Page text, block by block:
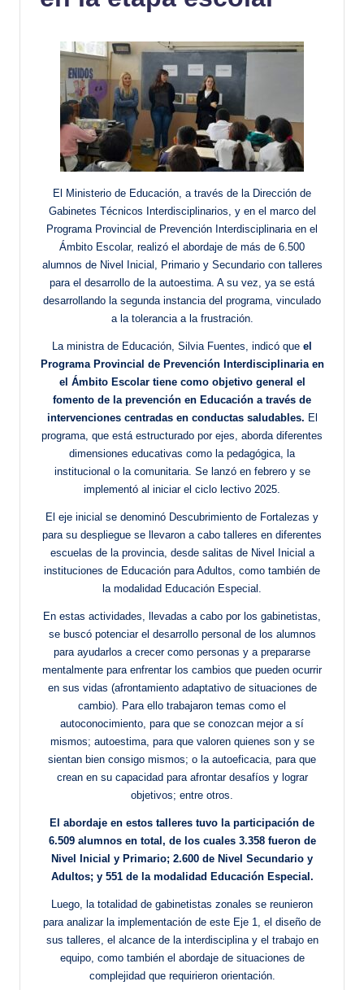
El Ministerio de Educación, a través de la Dirección de
Gabinetes Técnicos Interdisciplinarios, y en el marco del
Programa Provincial de Prevención Interdisciplinaria en el
Ámbito Escolar, realizó el abordaje de más de 6.500
alumnos de Nivel Inicial, Primario y Secundario con talleres
para el desarrollo de la autoestima. A su vez, ya se está
desarrollando la segunda instancia del programa, vinculado
a la tolerancia a la frustración.
La ministra de Educación, Silvia Fuentes, indicó que el
Programa Provincial de Prevención Interdisciplinaria en
el Ámbito Escolar tiene como objetivo general el
fomento de la prevención en Educación a través de
intervenciones centradas en conductas saludables. El
programa, que está estructurado por ejes, aborda diferentes
dimensiones educativas como la pedagógica, la
institucional o la comunitaria. Se lanzó en febrero y se
implementó al iniciar el ciclo lectivo 2025.
El eje inicial se denominó Descubrimiento de Fortalezas y
para su despliegue se llevaron a cabo talleres en diferentes
escuelas de la provincia, desde salitas de Nivel Inicial a
instituciones de Educación para Adultos, como también de
la modalidad Educación Especial.
En estas actividades, llevadas a cabo por los gabinetistas,
se buscó potenciar el desarrollo personal de los alumnos
para ayudarlos a crecer como personas y a prepararse
mentalmente para enfrentar los cambios que pueden ocurrir
en sus vidas (afrontamiento adaptativo de situaciones de
cambio). Para ello trabajaron temas como el
autoconocimiento, para que se conozcan mejor a sí
mismos; autoestima, para que valoren quienes son y se
sientan bien consigo mismos; o la autoeficacia, para que
crean en su capacidad para afrontar desafíos y lograr
objetivos; entre otros.
El abordaje en estos talleres tuvo la participación de
6.509 alumnos en total, de los cuales 3.358 fueron de
Nivel Inicial y Primario; 2.600 de Nivel Secundario y
Adultos; y 551 de la modalidad Educación Especial.
Luego, la totalidad de gabinetistas zonales se reunieron
para analizar la implementación de este Eje 1, el diseño de
sus talleres, el alcance de la interdisciplina y el trabajo en
equipo, como también el abordaje de situaciones de
complejidad que requirieron orientación.